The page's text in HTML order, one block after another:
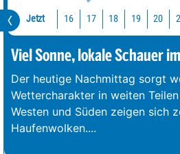
Jetzt 16 17 18 19 20
Viel Sonne, lokale Schauer
Der heutige Nachmittag sorgt
Wettercharakter in weiten
Westen und Süden zeigen sich
Haufenwolken....